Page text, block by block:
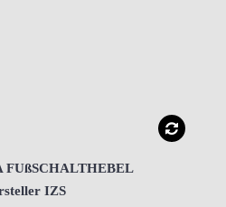
FUßSCHALTHEBEL
IZS